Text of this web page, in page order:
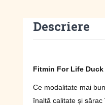
Descriere
Fitmin For Life
Ce modalitate mai
înaltă calitate și